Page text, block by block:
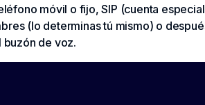
móvil o fijo, SIP (cuenta
(lo determinas tú mismo) o
buzón de voz.